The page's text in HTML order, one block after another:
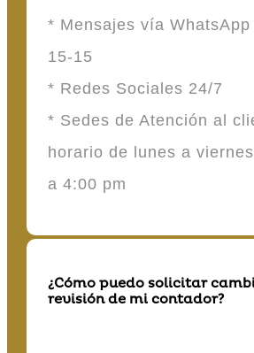
* Mensajes vía
15-15
* Redes Sociales 24/7
* Sedes de Atención al
horario de lunes a
a 4:00 pm
¿Cómo puedo solicitar
revisión de mi contador?